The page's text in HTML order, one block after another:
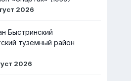
2026
Быстринский
туземный район
2026